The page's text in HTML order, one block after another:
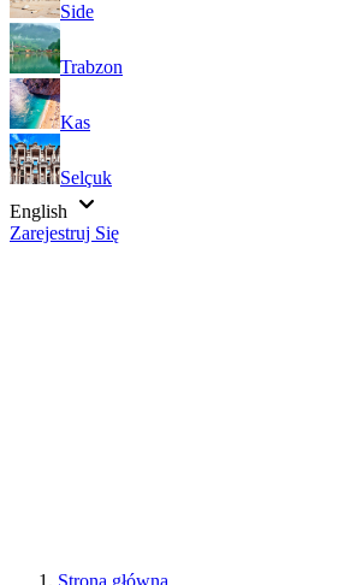
Side
Trabzon
Kas
Selçuk
English
Zarejestruj Się
Strona główna